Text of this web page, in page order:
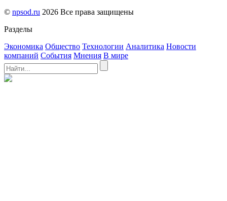
© npsod.ru 2026 Все права защищены
Разделы
Экономика Общество Технологии Аналитика Новости
компаний События Мнения В мире